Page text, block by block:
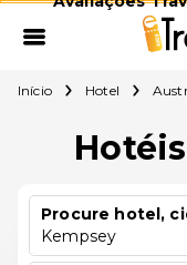
Início Hotel
Procure hotel,
Kempsey